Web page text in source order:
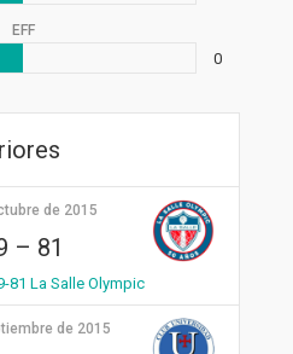
EFF
0
de 2015
– 81
81 La Salle Olympic
de 2015